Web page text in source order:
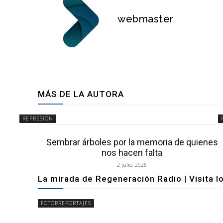
webmaster
MÁS DE LA AUTORA
REPRESIÓN
Sembrar árboles por la memoria de quienes
nos hacen falta
2 julio, 2026
La mirada de Regeneración Radio | Visita
FOTORREPORTAJES